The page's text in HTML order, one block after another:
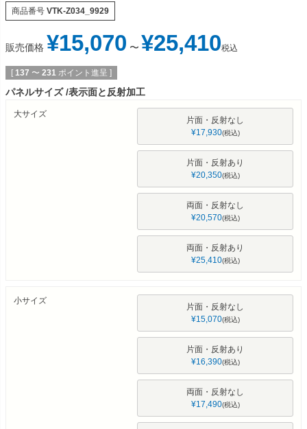
商品番号 VTK-Z034_9929
販売価格 ¥15,070 〜 ¥25,410税込
[ 137 〜 231 ポイント進呈 ]
パネルサイズ 表示面と反射加工
大サイズ
片面・反射なし
¥17,930 税込
片面・反射あり
¥20,350 税込
両面・反射なし
¥20,570 税込
両面・反射あり
¥25,410 税込
小サイズ
片面・反射なし
¥15,070 税込
片面・反射あり
¥16,390 税込
両面・反射なし
¥17,490 税込